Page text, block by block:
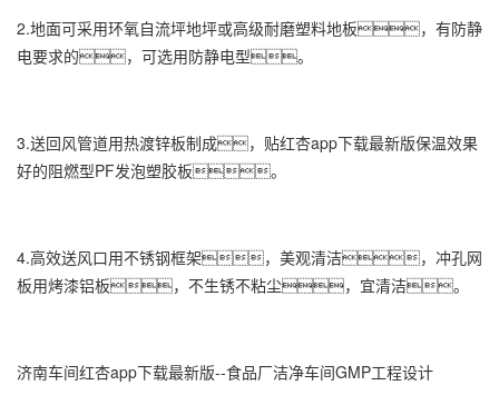
2.地面可采用环氧自流坪地坪或高级耐磨塑料地板，有防静
电要求的，可选用防静电型。
3.送回风管道用热渡锌板制成，贴红杏app下载最新版保温效果
好的阻燃型PF发泡塑胶板。
4.高效送风口用不锈钢框架，美观清洁，冲孔网
板用烤漆铝板，不生锈不粘尘，宜清洁。
济南车间红杏app下载最新版--食品厂洁净车间GMP工程设计